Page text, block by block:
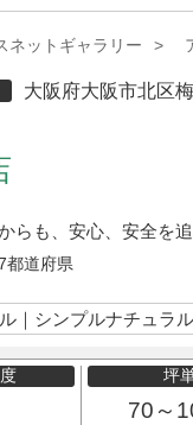
ネットギャラリー
大阪府大阪市北区
らも、安心、安全を追
都道府県
｜シンプルナチュラル
坪
70～